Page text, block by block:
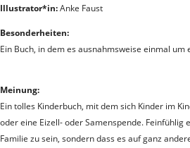
Illustrator*in:Anke Faust
Besonderheiten:
Ein Buch, in dem es ausnahmsweise einmal
Meinung:
Ein tolles Kinderbuch, mit dem sich Kinder im
oder eine Eizell- oder Samenspende.
Familie zu sein, sondern dass es auf ganz